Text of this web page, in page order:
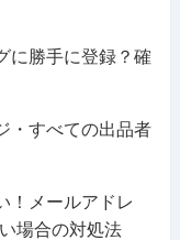
に勝手に登録？確
・すべての出品者
！メールアドレ
場合の対処法